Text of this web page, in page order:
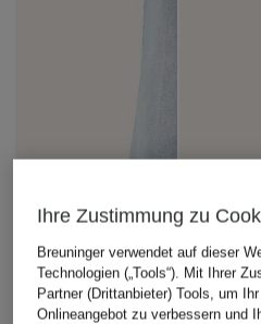
Ihre Zustimmung zu
Breuninger verwendet auf dieser
Technologien („Tools“). Mit Ihrer
Partner (Drittanbieter) Tools, um
Onlineangebot zu verbessern und